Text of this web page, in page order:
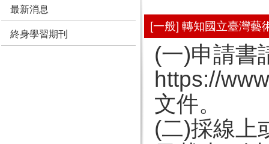
最新消息
終身學習期刊
[一般] 轉知國立臺灣藝
(一)申請書
https://
文件。
(二)採線上